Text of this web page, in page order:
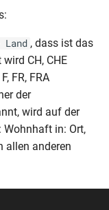
, dass ist das
CH, CHE
FR, FRA
der
wird auf der
in: Ort,
allen anderen